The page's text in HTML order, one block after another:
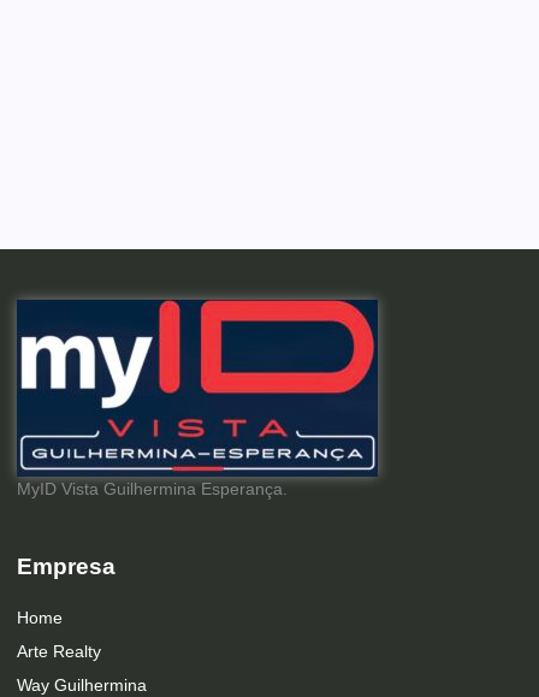
MyID Vista Guilhermina Esperança.
Empresa
Home
Arte Realty
Way Guilhermina